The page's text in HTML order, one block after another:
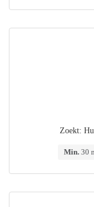
Zoekt:
Min.30